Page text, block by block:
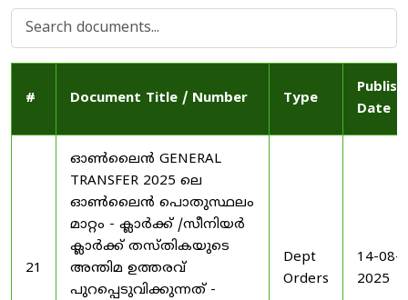
# Document Title / Number Type
Date
21
ഓൺലൈൻ GENERAL
TRANSFER 2025 ലെ
ഓൺലൈൻ പൊതുസ്ഥലം
മാറ്റം - ക്ലാർക്ക് /സീനിയർ
ക്ലാർക്ക് തസ്തികയുടെ
അന്തിമ ഉത്തരവ്
പുറപ്പെടുവിക്കുന്നത് -
Dept
Orders
14-08-
2025